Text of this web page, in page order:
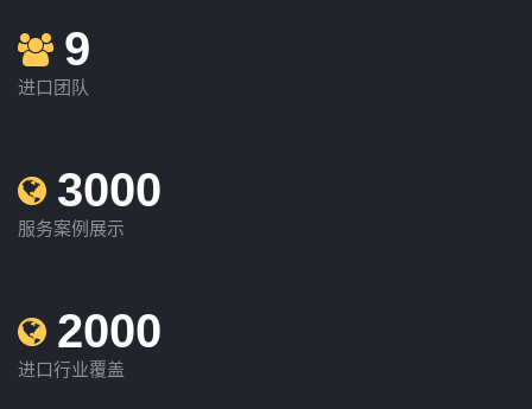
9
进口团队
3000
服务案例展示
2000
进口行业覆盖